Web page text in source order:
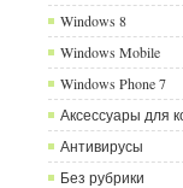
Windows 8
Windows Mobile
Windows Phone 7
Аксессуары для
Антивирусы
Без рубрики